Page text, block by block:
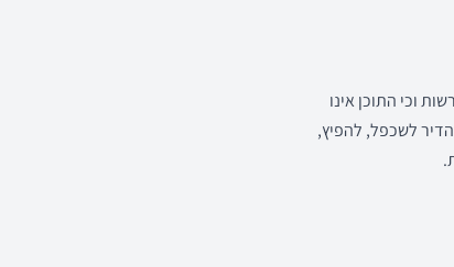
וכי התוכן אינו
לשכפל, להפיץ,